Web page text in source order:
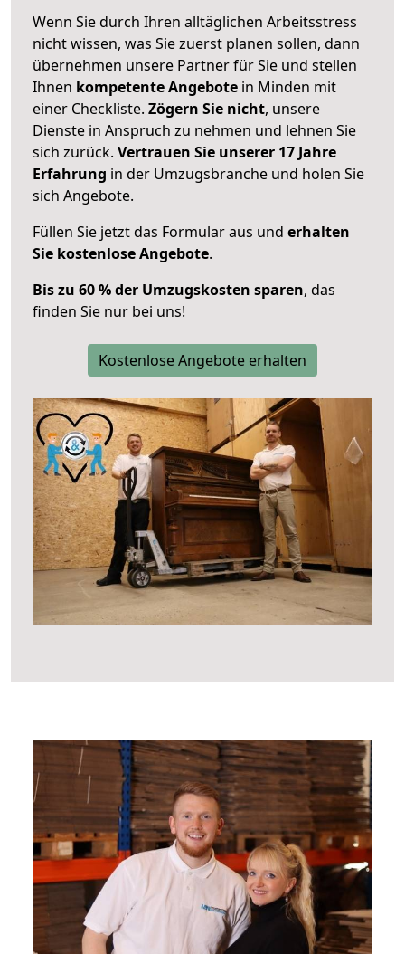
Wenn Sie durch Ihren alltäglichen Arbeitsstress
nicht wissen, was Sie zuerst planen sollen, dann
übernehmen unsere Partner für Sie und stellen
Ihnen kompetente Angebote in Minden mit
einer Checkliste. Zögern Sie nicht, unsere
Dienste in Anspruch zu nehmen und lehnen Sie
sich zurück. Vertrauen Sie unserer 17 Jahre
Erfahrung in der Umzugsbranche und holen Sie
sich Angebote.
Füllen Sie jetzt das Formular aus und erhalten
Sie kostenlose Angebote.
Bis zu 60 % der Umzugskosten sparen, das
finden Sie nur bei uns!
Kostenlose Angebote erhalten